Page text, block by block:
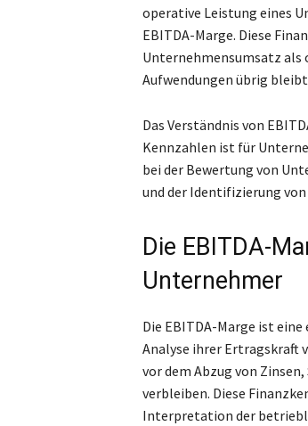
operative Leistung eines
EBITDA-Marge. Diese
Unternehmensumsatz als
Aufwendungen übrig
Das Verständnis von
Kennzahlen ist für
bei der Bewertung von
und der Identifizierung
Die EBITDA-
Unternehmer
Die EBITDA-Marge ist
Analyse ihrer Ertragskraft
vor dem Abzug von
verbleiben. Diese
Interpretation der